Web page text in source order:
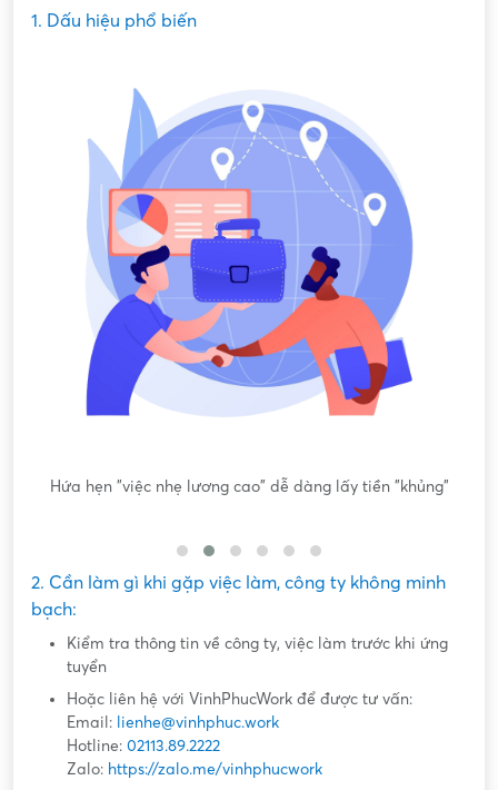
1. Dấu hiệu phổ biến
Hứa hẹn "việc nhẹ lương cao" dễ dàng lấy tiền "khủng"
2. Cần làm gì khi gặp việc làm, công ty không minh
bạch:
Kiểm tra thông tin về công ty, việc làm trước khi ứng
tuyển
Hoặc liên hệ với VinhPhucWork để được tư vấn:
Email: lienhe@vinhphuc.work
Hotline: 02113.89.2222
Zalo: https://zalo.me/vinhphucwork